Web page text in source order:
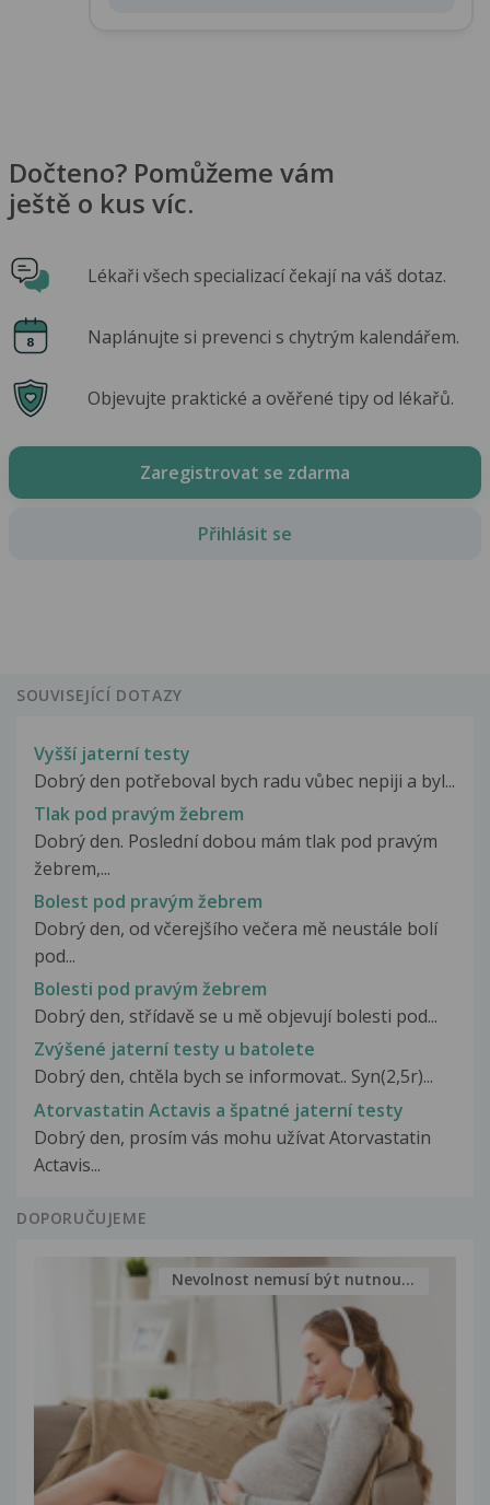
Dočteno? Pomůžeme vám
ještě o kus víc.
Lékaři všech specializací čekají na váš dotaz.
Naplánujte si prevenci s chytrým kalendářem.
Objevujte praktické a ověřené tipy od lékařů.
Zaregistrovat se zdarma
Přihlásit se
SOUVISEJÍCÍ DOTAZY
Vyšší jaterní testy
Dobrý den potřeboval bych radu vůbec nepiji a byl...
Tlak pod pravým žebrem
Dobrý den. Poslední dobou mám tlak pod pravým
žebrem,...
Bolest pod pravým žebrem
Dobrý den, od včerejšího večera mě neustále bolí
pod...
Bolesti pod pravým žebrem
Dobrý den, střídavě se u mě objevují bolesti pod...
Zvýšené jaterní testy u batolete
Dobrý den, chtěla bych se informovat.. Syn(2,5r)...
Atorvastatin Actavis a špatné jaterní testy
Dobrý den, prosím vás mohu užívat Atorvastatin
Actavis...
DOPORUČUJEME
Nevolnost nemusí být nutnou...